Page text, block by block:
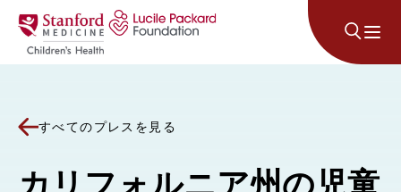
コンテンツにスキップ
すべてのプレスを見る